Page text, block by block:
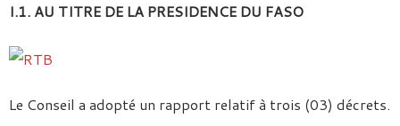
I.1. AU TITRE DE LA PRESIDENCE DU FASO
Le Conseil a adopté un rapport relatif à trois (03) décrets.